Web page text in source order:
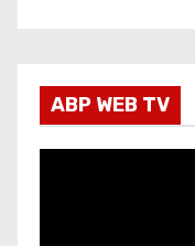
ABP WEB TV